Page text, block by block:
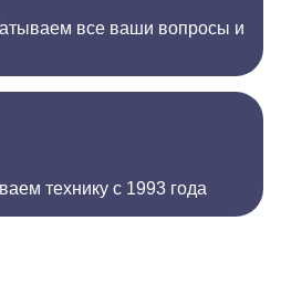
все ваши вопросы и
технику с 1993 года